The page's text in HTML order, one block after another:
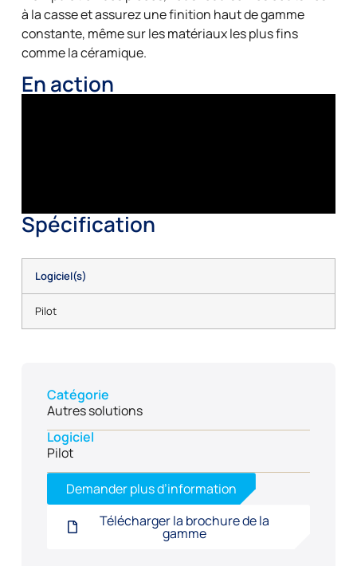
à la casse et assurez une finition haut de gamme
constante, même sur les matériaux les plus fins
comme la céramique.
En action
Spécification
Logiciel(s)
Pilot
Catégorie
Autres solutions
Logiciel
Pilot
Demander plus d’information
Télécharger la brochure de la
gamme